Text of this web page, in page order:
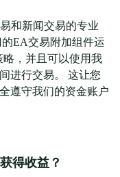
和新闻交易的专业
EA交易附加组件运
，并且可以使用我
进行交易。 这让您
遵守我们的资金账户
得收益？